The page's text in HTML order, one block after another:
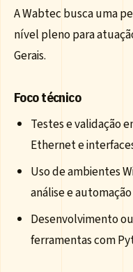
A Wabtec busca uma
nível pleno para
Gerais.
Foco técnico
Testes e validação
Ethernet e
Uso de ambientes
análise e
Desenvolvimento
ferramentas com